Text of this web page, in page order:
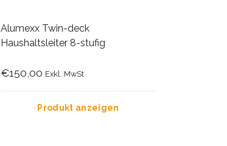
Alumexx Twin-deck
Haushaltsleiter 8-stufig
€150,00 Exkl. MwSt
Produkt anzeigen